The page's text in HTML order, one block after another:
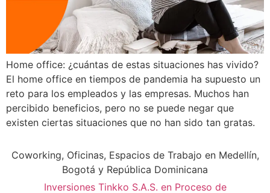
Home office: ¿cuántas de estas situaciones has vivido?
El home office en tiempos de pandemia ha supuesto un
reto para los empleados y las empresas. Muchos han
percibido beneficios, pero no se puede negar que
existen ciertas situaciones que no han sido tan gratas.
Coworking, Oficinas, Espacios de Trabajo en Medellín,
Bogotá y República Dominicana
Inversiones Tinkko S.A.S. en Proceso de